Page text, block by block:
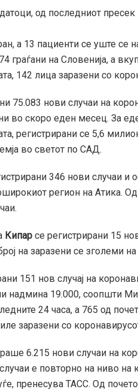
од последниот пресек
а 13 пациенти се уште се
граѓани на Словенија, а
142 лица заразени со
75.083 нови случаи на
во скоро еден месец. За
регистрирани се 5,6
во светот по САД.
346 нови случаи
регион на Атика.
Кипар се регистрирани 15
на заразени се зголеми
151 нов случај на
надмина 19.000, соопшти
24 часа, а 765 од
заразени со
6.215 нови случаи на
е повторно на ниво на
пренесува ТАСС. Од